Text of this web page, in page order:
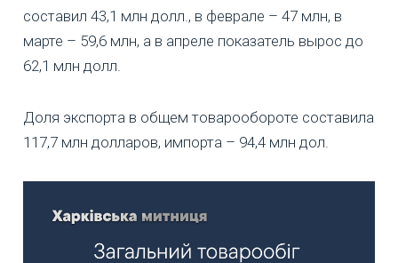
составил 43,1 млн долл., в феврале – 47 млн, в
марте – 59,6 млн, а в апреле показатель вырос до
62,1 млн долл.
Доля экспорта в общем товарообороте составила
117,7 млн долларов, импорта – 94,4 млн дол.